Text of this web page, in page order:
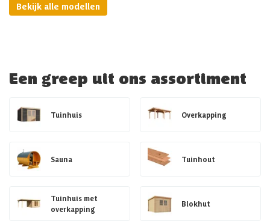
Bekijk alle modellen
Een greep uit ons assortiment
Tuinhuis Overkapping
Sauna Tuinhout
Tuinhuis met
overkapping
Blokhut